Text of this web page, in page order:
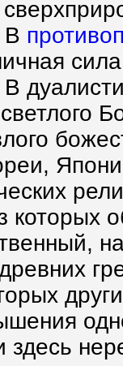
В
которых
здесь